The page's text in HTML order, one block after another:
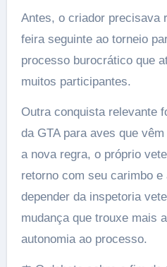
Antes, o criador precisava
feira seguinte ao torneio
processo burocrático que
muitos participantes.
Outra conquista relevante
da GTA para aves que
a nova regra, o próprio
retorno com seu carimbo
depender da inspetoria
mudança que trouxe mais
autonomia ao processo.